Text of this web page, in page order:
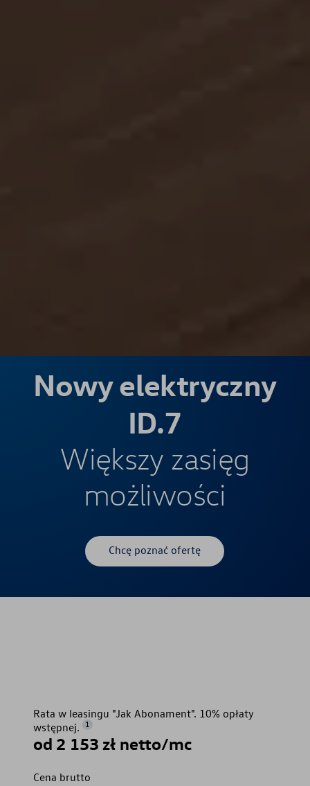
Nowy elektryczny
ID.7
Większy zasięg
możliwości
Chcę poznać ofertę
Rata w leasingu "Jak Abonament". 10% opłaty
wstępnej.
1
od 2 153 zł netto/mc
Cena brutto